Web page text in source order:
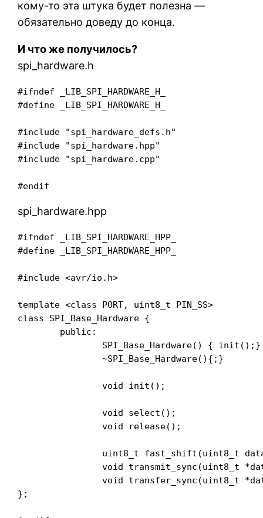
кому-то эта штука будет полезна —
обязательно доведу до конца.
И что же получилось?
spi_hardware.h
#ifndef _LIB_SPI_HARDWARE_H_
#define _LIB_SPI_HARDWARE_H_
#include "spi_hardware_defs.h"
#include "spi_hardware.hpp"
#include "spi_hardware.cpp"
#endif
spi_hardware.hpp
#ifndef _LIB_SPI_HARDWARE_HPP_
#define _LIB_SPI_HARDWARE_HPP_
#include <avr/io.h>
template <class PORT, uint8_t PIN_SS>
class SPI_Base_Hardware {
		~SPI_Base_Hardware(){;}
		void init();
		void select();
		void release();
		void transmit_sync(uint8_t *dataout, uint8_t len);
		void transfer_sync(uint8_t *dataout, uint8_t * datain, uint8_t len);
};